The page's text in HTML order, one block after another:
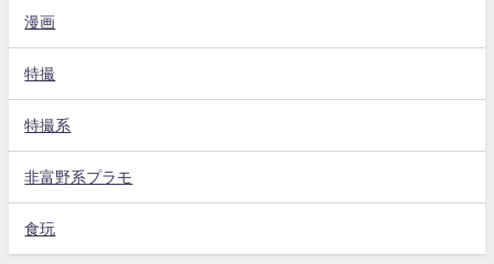
漫画
特撮
特撮系
非富野系プラモ
食玩